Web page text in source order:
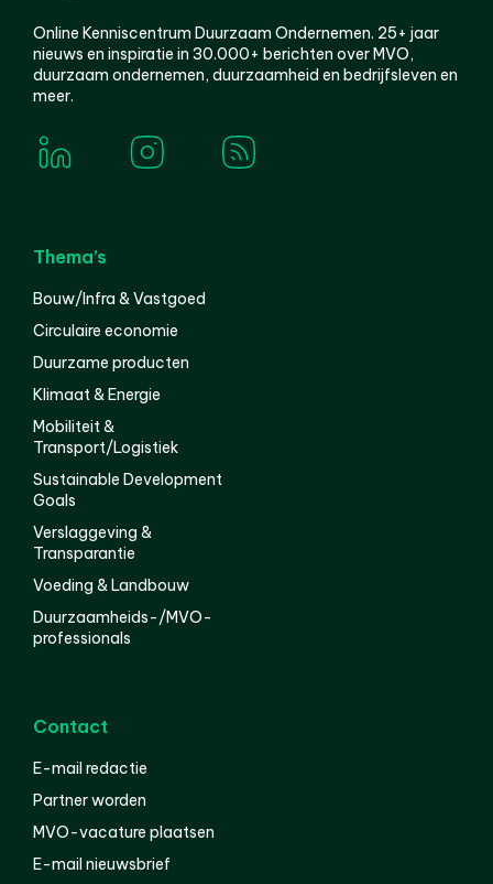
Online Kenniscentrum Duurzaam Ondernemen. 25+ jaar
nieuws en inspiratie in 30.000+ berichten over MVO,
duurzaam ondernemen, duurzaamheid en bedrijfsleven en
meer.
Thema’s
Bouw/Infra & Vastgoed
Circulaire economie
Duurzame producten
Klimaat & Energie
Mobiliteit &
Transport/Logistiek
Sustainable Development
Goals
Verslaggeving &
Transparantie
Voeding & Landbouw
Duurzaamheids-/MVO-
professionals
Contact
E-mail redactie
Partner worden
MVO-vacature plaatsen
E-mail nieuwsbrief